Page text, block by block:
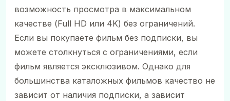
возможность просмотра в максимальном
качестве (Full HD или 4K) без ограничений.
Если вы покупаете фильм без подписки, вы
можете столкнуться с ограничениями, если
фильм является эксклюзивом. Однако для
большинства каталожных фильмов качество не
зависит от наличия подписки, а зависит